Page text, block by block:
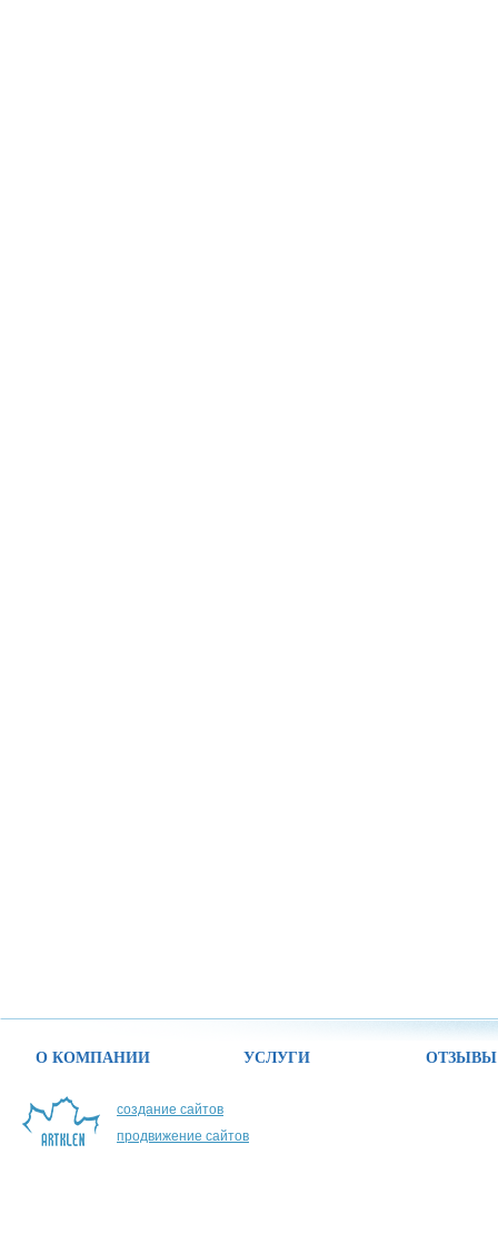
О КОМПАНИИ УСЛУГИ ОТЗЫВЫ
создание сайтов
продвижение сайтов